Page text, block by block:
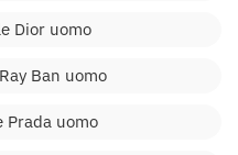
Dior uomo
Ban uomo
Prada uomo